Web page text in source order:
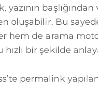
yazının başlığından
oluşabilir. Bu
hem de arama
hızlı bir şekilde
permalink